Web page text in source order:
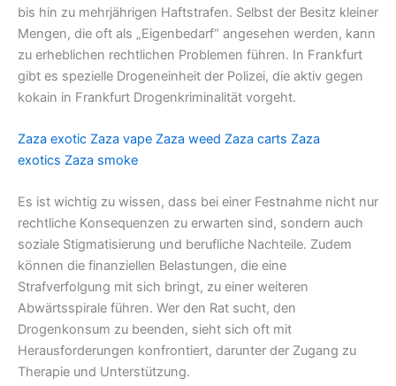
bis hin zu mehrjährigen Haftstrafen. Selbst der Besitz kleiner
Mengen, die oft als „Eigenbedarf“ angesehen werden, kann
zu erheblichen rechtlichen Problemen führen. In Frankfurt
gibt es spezielle Drogeneinheit der Polizei, die aktiv gegen
kokain in Frankfurt Drogenkriminalität vorgeht.
Zaza exotic Zaza vape Zaza weed Zaza carts Zaza
exotics Zaza smoke
Es ist wichtig zu wissen, dass bei einer Festnahme nicht nur
rechtliche Konsequenzen zu erwarten sind, sondern auch
soziale Stigmatisierung und berufliche Nachteile. Zudem
können die finanziellen Belastungen, die eine
Strafverfolgung mit sich bringt, zu einer weiteren
Abwärtsspirale führen. Wer den Rat sucht, den
Drogenkonsum zu beenden, sieht sich oft mit
Herausforderungen konfrontiert, darunter der Zugang zu
Therapie und Unterstützung.